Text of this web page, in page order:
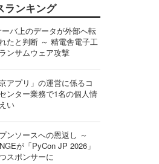
ランキング
バ上のデータが外部へ転
たと判断 ～ 精電舎電子工
ンサムウェア攻撃
京アプリ」の運営に係るコ
ンター業務で1名の個人情
い
ンソースへの恩返し ～
が「PyCon JP 2026」
スポンサーに